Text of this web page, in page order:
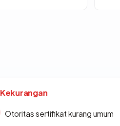
Kekurangan
Otoritas sertifikat kurang umum